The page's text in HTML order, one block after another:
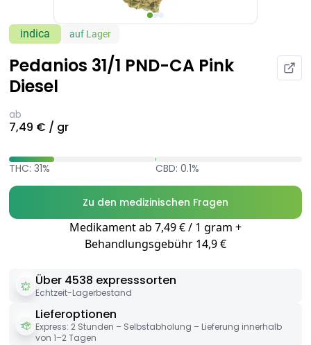
indica auf Lager
Pedanios 31/1 PND-CA Pink
Diesel
ab
7,49 € / gr
THC: 31% CBD: 0.1%
Zu den medizinischen Fragen
Medikament ab 7,49 € / 1 gram +
Behandlungsgebühr 14,9 €
Über 4538 expresssorten
Echtzeit-Lagerbestand
Lieferoptionen
Express: 2 Stunden – Selbstabholung – Lieferung innerhalb
von 1–2 Tagen